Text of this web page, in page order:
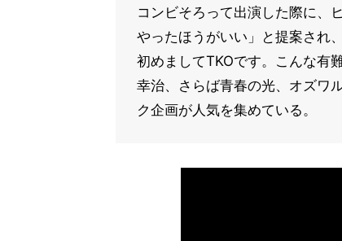
コンビそろって出演した際に、
やったほうがいい」と提案され
初めましてTKOです。こんな有
幸治、さらば青春の光、オズワ
ク企画が人気を集めている。